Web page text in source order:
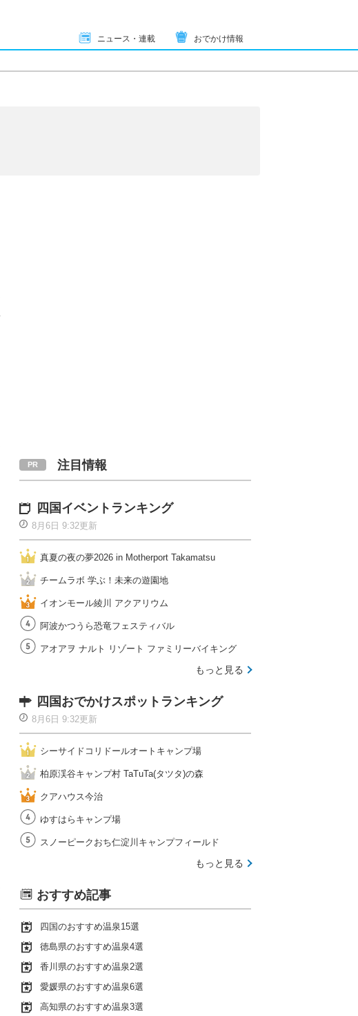
ニュース・連載 おでかけ情報
注目情報
四国イベントランキング
8月6日 9:32更新
真夏の夜の夢2026 in Motherport Takamatsu
チームラボ 学ぶ！未来の遊園地
イオンモール綾川 アクアリウム
阿波かつうら恐竜フェスティバル
アオアヲ ナルト リゾート ファミリーバイキング
もっと見る
四国おでかけスポットランキング
8月6日 9:32更新
シーサイドコリドールオートキャンプ場
柏原渓谷キャンプ村 TaTuTa(タツタ)の森
クアハウス今治
ゆすはらキャンプ場
スノーピークおち仁淀川キャンプフィールド
もっと見る
おすすめ記事
四国のおすすめ温泉15選
徳島県のおすすめ温泉4選
香川県のおすすめ温泉2選
愛媛県のおすすめ温泉6選
高知県のおすすめ温泉3選